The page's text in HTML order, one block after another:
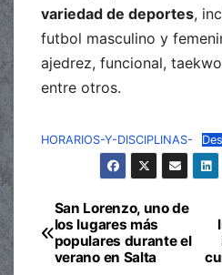
variedad de deportes,
futbol masculino y
ajedrez, funcional,
entre otros.
HORARIOS-Y-DISCIPLINAS-
Navegación
de
San Lorenzo, uno de
los lugares más
populares durante el
verano en Salta